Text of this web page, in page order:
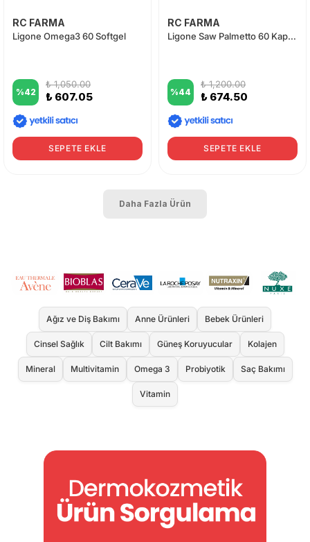
RC FARMA
Ligone Omega3 60 Softgel
%42
₺ 1,050.00
₺ 607.05
SEPETE EKLE
RC FARMA
Ligone Saw Palmetto 60 Kapsül
%44
₺ 1,200.00
₺ 674.50
SEPETE EKLE
Daha Fazla Ürün
Ağız ve Diş Bakımı Anne Ürünleri Bebek Ürünleri
Cinsel Sağlık Cilt Bakımı Güneş Koruyucular Kolajen
Mineral Multivitamin Omega 3 Probiyotik Saç Bakımı
Vitamin